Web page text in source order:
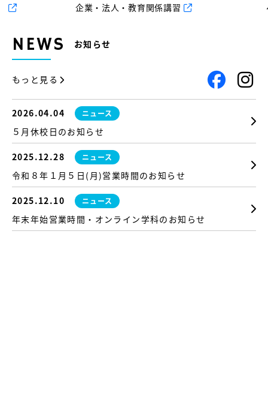
企業・法人・教育関係講習
NEWS お知らせ
もっと見る
2026.04.04 ニュース
５月休校日のお知らせ
2025.12.28 ニュース
令和８年１月５日(月)営業時間のお知らせ
2025.12.10 ニュース
年末年始営業時間・オンライン学科のお知らせ